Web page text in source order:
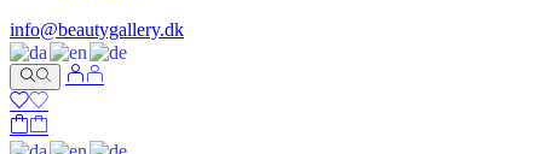
info@beautygallery.dk